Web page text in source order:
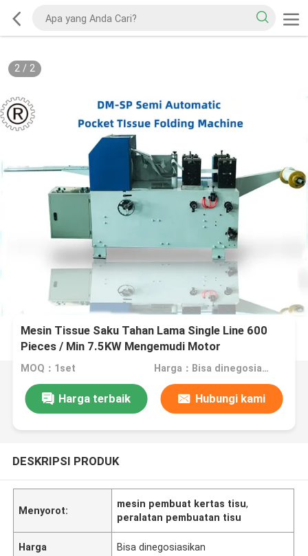
2/ 2
Mesin Tissue Saku Tahan Lama Single Line 600
Pieces / Min 7.5KW Mengemudi Motor
MOQ：1set Harga：Bisa dinegosiasikan
Harga terbaik Hubungi kami
DESKRIPSI PRODUK
Menyorot:
mesin pembuat kertas tisu,
peralatan pembuatan tisu
Harga Bisa dinegosiasikan